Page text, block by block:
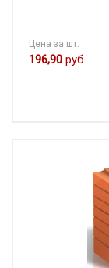
Цена за шт.
196,90 руб.